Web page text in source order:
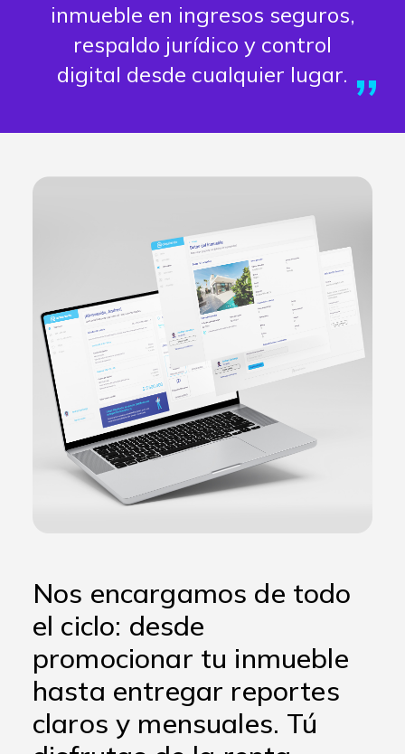
inmueble en ingresos seguros,
respaldo jurídico y control
digital desde cualquier lugar.
Nos encargamos de todo
el ciclo: desde
promocionar tu inmueble
hasta entregar reportes
claros y mensuales. Tú